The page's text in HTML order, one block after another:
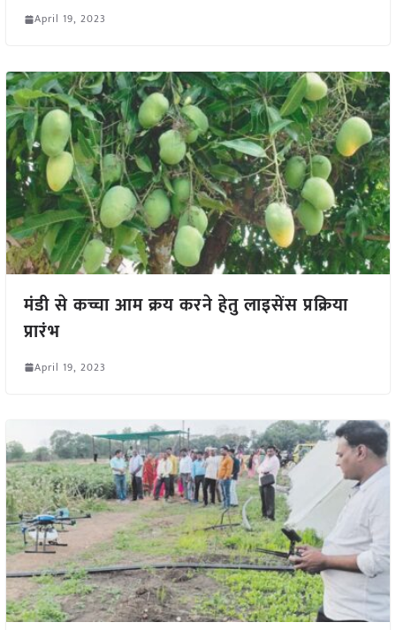
April 19, 2023
मंडी से कच्चा आम क्रय करने हेतु लाइसेंस प्रक्रिया
प्रारंभ
April 19, 2023